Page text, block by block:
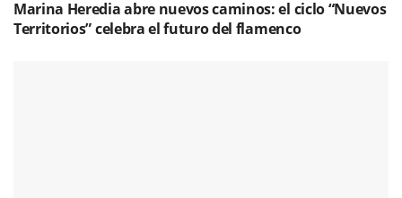
Marina Heredia abre nuevos caminos: el ciclo “Nuevos
Territorios” celebra el futuro del flamenco